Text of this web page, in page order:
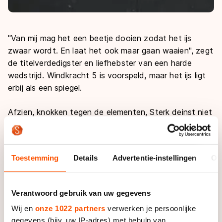
Toestemming Details Advertentie-instellingen
Verantwoord gebruik van uw gegevens
Wij en onze 1022 partners verwerken je persoonlijke
gegevens (bijv. uw IP-adres) met behulp van
''Van mij mag het een beetje dooien zodat het ijs
zwaar wordt. En laat het ook maar gaan waaien'', zegt
de titelverdedigster en liefhebster van een harde
wedstrijd. Windkracht 5 is voorspeld, maar het ijs ligt
erbij als een spiegel.
Afzien, knokken tegen de elementen, Sterk deinst niet
terug voor ruige omstandigheden. Eind oktober
meldde ze zich 's avonds op haar thuisbaan Thialf
ze die dag het NK wintertriatlon had verkozen. Daar
was ze ook geweest. Sterker nog, ze had 's middags
''Ik wilde graag een keer aan die triatlon meedoen. En